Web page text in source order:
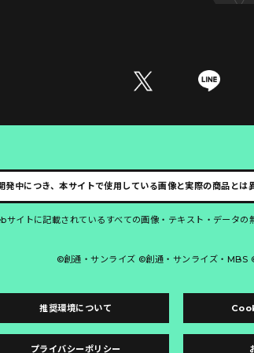
発中につき、本サイトで使用している画像と実際の商品とは
サイトに記載されているすべての画像・テキスト・データの
©創通・サンライズ ©創通・サンライズ・
推奨環境について
プライバシーポリシー